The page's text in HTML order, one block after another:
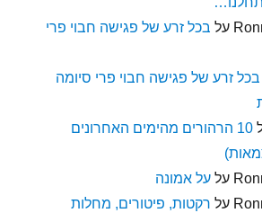
על בכל זרע של פגישה חבוי פרי
בכל זרע של פגישה חבוי פרי סיומה
10 הרהורים מהימים האחרונים
עלעל אמונה
על רקטות, פיטורים, מחלות